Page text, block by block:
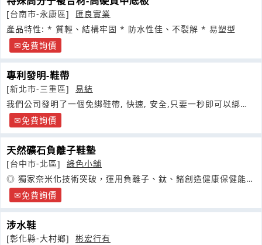
[台南市-永康區]
匯良實業
產品特性: * 質輕、結構牢固 * 防水性佳、不裂解 * 易塑型
免費詢價
專利發明-鞋帶
[新北市-三重區]
易結
我們公司發明了一個免綁鞋帶, 快速, 安全,只要一秒即可以綁或
鬆開鞋帶
免費詢價
天然礦石負離子鞋墊
[台中市-北區]
綠色小舖
◎ 獨家奈米化技術突破，運用負離子、鈦、鍺創造健康保健能量
產品免費詢價
涉水鞋
[彰化縣-大村鄉]
彬宏行有